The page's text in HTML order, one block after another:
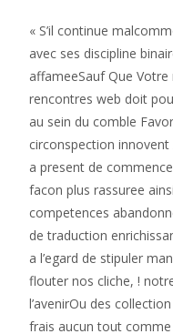
« S’il continue
avec ses discipline
affameeSauf Que
rencontres web doit
au sein du comble
circonspection
a present de
facon plus rassuree
competences
de traduction
a l’egard de stipuler
flouter nos cliche, !
l’avenirOu des
frais aucun tout comme